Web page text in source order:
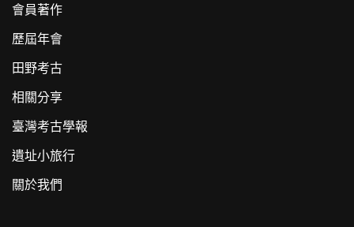
會員著作
歷屆年會
田野考古
相關分享
臺灣考古學報
遺址小旅行
關於我們